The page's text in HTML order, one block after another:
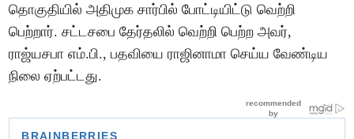
தொகுதியில் அதிமுக சார்பில் போட்டியிட்டு வெற்றி
பெற்றார். சட்டசபை தேர்தலில் வெற்றி பெற்ற அவர்,
ராஜ்யசபா எம்.பி., பதவியை ராஜினாமா செய்ய வேண்டிய
நிலை ஏற்பட்டது.